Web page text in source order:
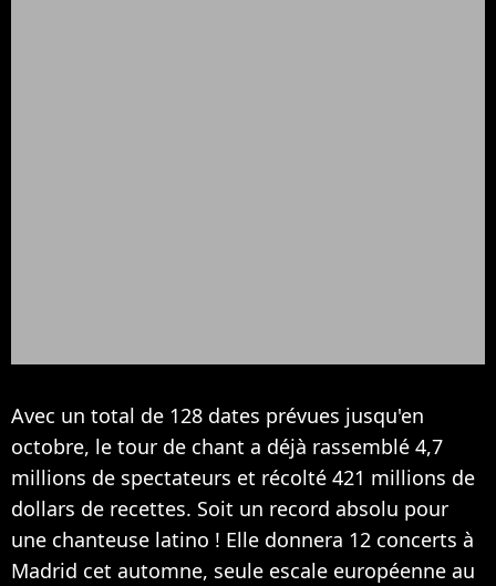
Avec un total de 128 dates prévues jusqu'en
octobre, le tour de chant a déjà rassemblé 4,7
millions de spectateurs et récolté 421 millions de
dollars de recettes. Soit un record absolu pour
une chanteuse latino ! Elle donnera 12 concerts à
Madrid cet automne, seule escale européenne au